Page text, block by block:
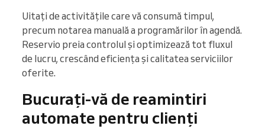
Uitați de activitățile care vă consumă timpul,
precum notarea manuală a programărilor în agendă.
Reservio preia controlul și optimizează tot fluxul
de lucru, crescând eficiența și calitatea serviciilor
oferite.
Bucurați-vă de reamintiri
automate pentru clienți